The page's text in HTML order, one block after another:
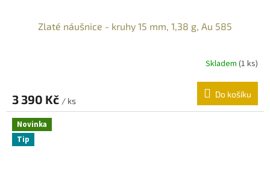
Zlaté náušnice - kruhy 15 mm, 1,38 g, Au 585
Skladem (1 ks)
3 390 Kč / ks
Do košíku
Novinka
Tip